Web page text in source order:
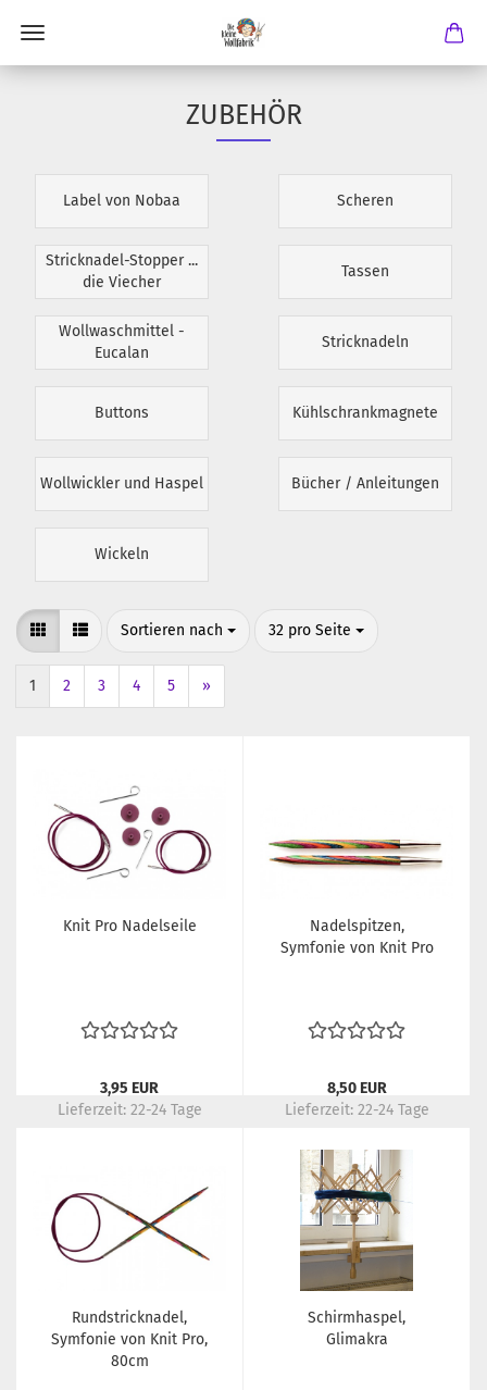
ZUBEHÖR
Label von Nobaa Scheren
Stricknadel-Stopper ...
die Viecher
Tassen
Wollwaschmittel -
Eucalan
Stricknadeln
Buttons Kühlschrankmagnete
Wollwickler und Haspel Bücher / Anleitungen
Wickeln
Sortieren nach
Sortieren nach 32 pro Seite
pro Seite
1 2 3 4 5 »
Knit Pro Nadelseile
3,95 EUR
Lieferzeit: 22-24 Tage
Nadelspitzen,
Symfonie von Knit Pro
8,50 EUR
Lieferzeit: 22-24 Tage
Rundstricknadel,
Symfonie von Knit Pro,
80cm
Schirmhaspel,
Glimakra